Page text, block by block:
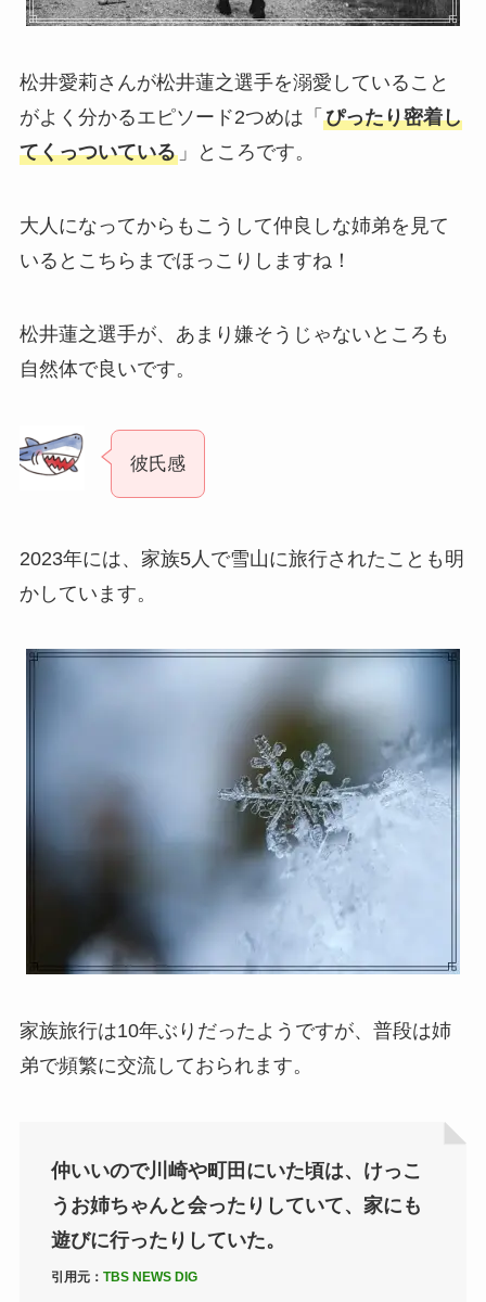
松井愛莉さんが松井蓮之選手を溺愛していること
がよく分かるエピソード2つめは「 ぴったり密着し
てくっついている」ところです。
大人になってからもこうして仲良しな姉弟を見て
いるとこちらまでほっこりしますね！
松井蓮之選手が、あまり嫌そうじゃないところも
自然体で良いです。
彼氏感
2023年には、家族5人で雪山に旅行されたことも明
かしています。
家族旅行は10年ぶりだったようですが、普段は姉
弟で頻繁に交流しておられます。
仲いいので川崎や町田にいた頃は、けっこ
うお姉ちゃんと会ったりしていて、家にも
遊びに行ったりしていた。
引用元： TBS NEWS DIG